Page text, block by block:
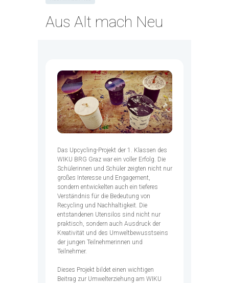
Aus Alt mach Neu
Das Upcycling-Projekt der 1. Klassen des
WIKU BRG Graz war ein voller Erfolg. Die
Schülerinnen und Schüler zeigten nicht nur
großes Interesse und Engagement,
sondern entwickelten auch ein tieferes
Verständnis für die Bedeutung von
Recycling und Nachhaltigkeit. Die
entstandenen Utensilos sind nicht nur
praktisch, sondern auch Ausdruck der
Kreativität und des Umweltbewusstseins
der jungen Teilnehmerinnen und
Teilnehmer.
Dieses Projekt bildet einen wichtigen
Beitrag zur Umwelterziehung am WIKU